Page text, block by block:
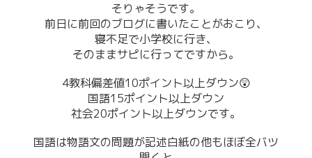
そりゃそうです。
前日に前回のブログに書いたことがおこり、
寝不足で小学校に行き、
そのままサピに行ってですから。
4教科偏差値10ポイント以上ダウン😲
国語15ポイント以上ダウン
社会20ポイント以上ダウンです。
国語は物語文の問題が記述白紙の他もほぼ全バツ